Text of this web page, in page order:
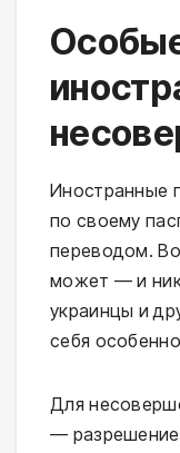
Иностранные
по своему
переводом.
может — и
украинцы и
себя
Для
— разрешение